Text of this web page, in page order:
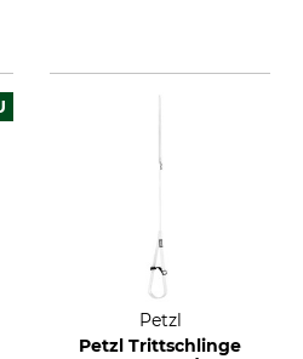
Petzl
Petzl Trittschlinge